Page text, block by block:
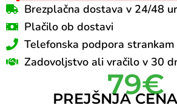
Brezplačna dostava v 24/48
Plačilo ob dostavi
Telefonska podpora strankam
Zadovoljstvo ali vračilo v 30
79€
PREJŠNJA